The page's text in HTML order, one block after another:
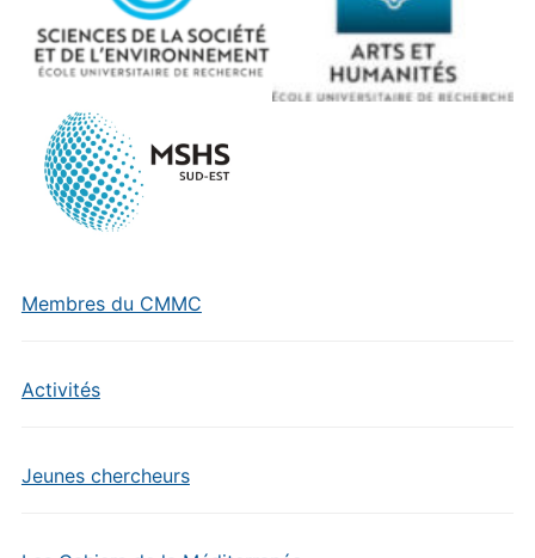
Membres du CMMC
Activités
Jeunes chercheurs